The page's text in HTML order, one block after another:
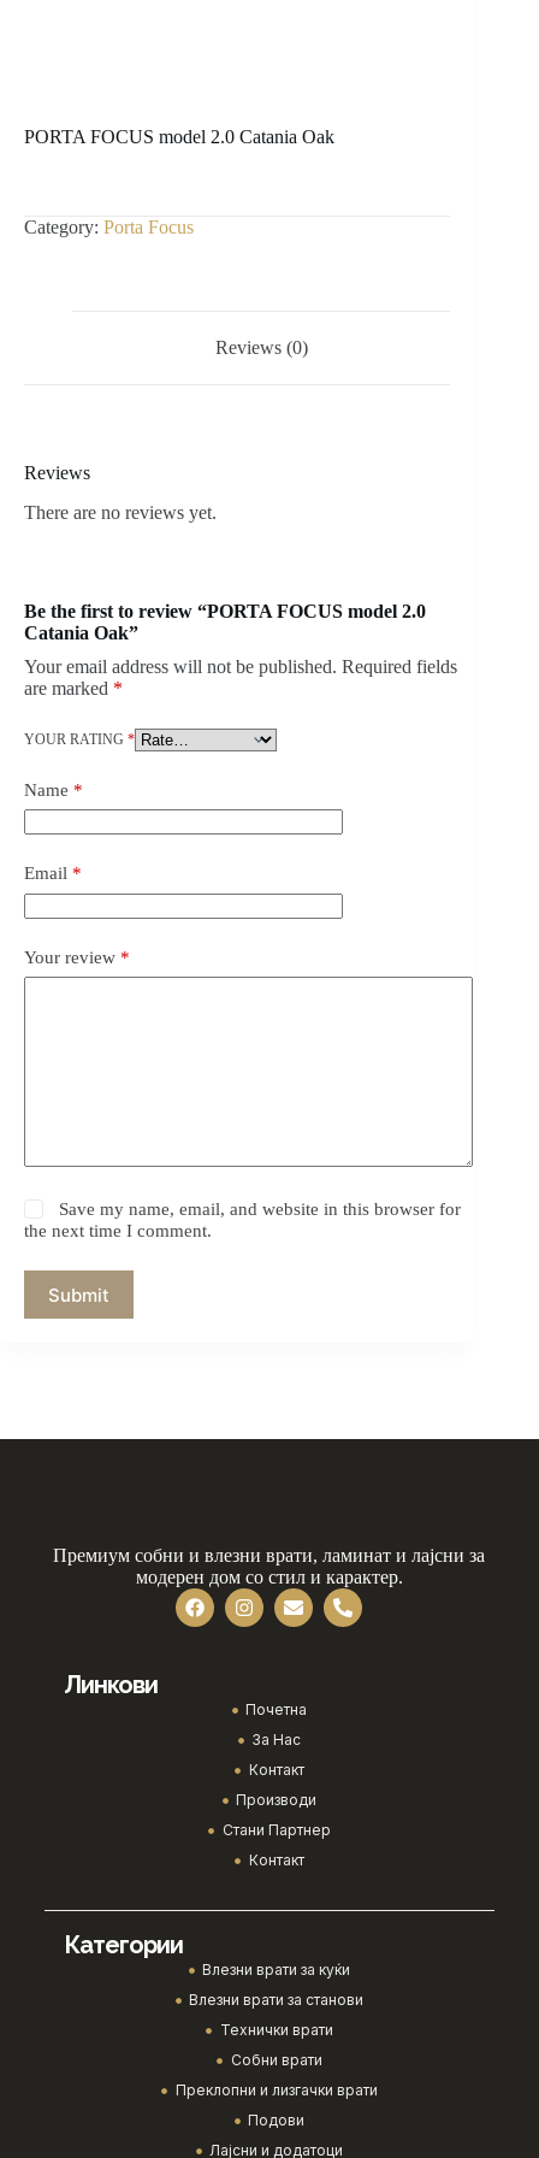
PORTA FOCUS model 2.0 Catania Oak
Category: Porta Focus
Reviews (0)
Reviews
There are no reviews yet.
Be the first to review “PORTA FOCUS model 2.0
Catania Oak”
Your email address will not be published. Required fields
are marked *
YOUR RATING *
Name *
Email *
Your review *
Save my name, email, and website in this browser for
the next time I comment.
Submit
Премиум собни и влезни врати, ламинат и лајсни за
модерен дом со стил и карактер.
Линкови
Почетна
За Нас
Контакт
Производи
Стани Партнер
Контакт
Категории
Влезни врати за куќи
Влезни врати за станови
Технички врати
Собни врати
Преклопни и лизгачки врати
Подови
Лајсни и додатоци